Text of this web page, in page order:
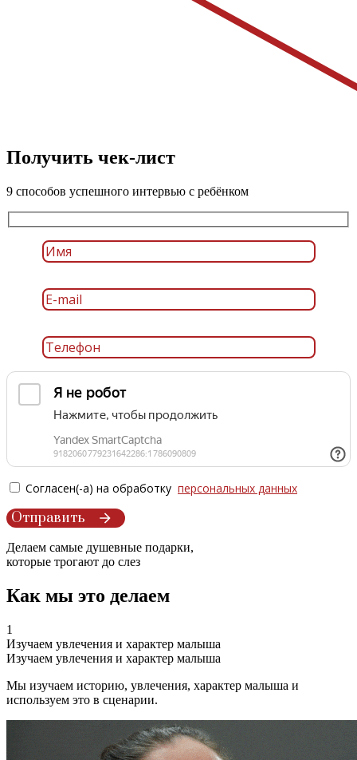
Получить чек-лист
9 способов успешного интервью с ребёнком
Согласен(-а) на обработку персональных данных
Делаем самые душевные подарки,
которые трогают до слез
Как мы это делаем
1
Изучаем увлечения и характер малыша
Изучаем увлечения и характер малыша
Мы изучаем историю, увлечения, характер малыша и
используем это в сценарии.